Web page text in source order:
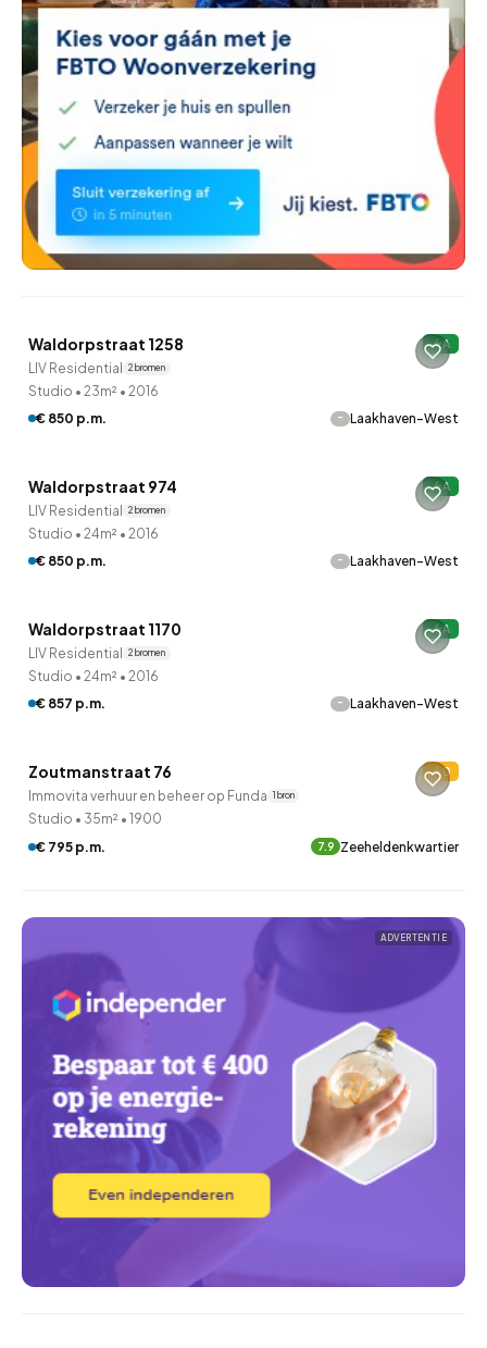
Onder optie
Waldorpstraat 1258 A
LIV Residential 2 bronnen
Studio • 23m² • 2016
€ 850 p.m.
- Laakhaven-West
QUICKLANE™
Waldorpstraat 974 A
LIV Residential 2 bronnen
Studio • 24m² • 2016
€ 850 p.m.
- Laakhaven-West
Onder optie
QUICKLANE™
Waldorpstraat 1170 A
LIV Residential 2 bronnen
Studio • 24m² • 2016
€ 857 p.m.
- Laakhaven-West
Zoutmanstraat 76 D
Immovita verhuur en beheer op Funda 1 bron
Studio • 35m² • 1900
€ 795 p.m.
7.9 Zeeheldenkwartier
ADVERTENTIE